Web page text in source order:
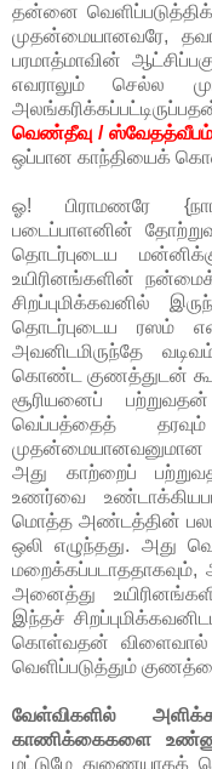
தன்னை
முதன்மையானவரே,
பரமாத்மாவின்
எவராலும் செல்ல
வெண்தீவு /
ஒப்பான காந்தியைக்
ஓ! பிராமணரே
படைப்பாளனின்
தொடர்புடைய
உயிரினங்களின்
சிறப்புமிக்கவனில்
தொடர்புடைய ரஸம்
அவனிடமிருந்தே
கொண்ட குணத்துடன்
சூரியனைப்
வெப்பத்தைத் தரவும்
முதன்மையானவனுமான
அது காற்றைப்
உணர்வை
மொத்த அண்டத்தின்
ஒலி எழுந்தது. அது
மறைக்கப்படாததாகவும்,
அனைத்து
இந்தச்
கொள்வதன் விளைவால்
வெளிப்படுத்தும்
வேள்விகளில்
காணிக்கைகளை
மட்டுமே துணையாகக்